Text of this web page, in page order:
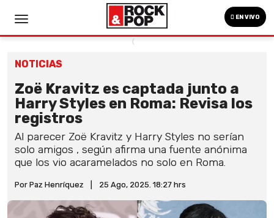
EN VIVO
NOTICIAS
Zoë Kravitz es captada junto a
Harry Styles en Roma: Revisa los
registros
Al parecer Zoë Kravitz y Harry Styles no serían
solo amigos , según afirma una fuente anónima
que los vio acaramelados no solo en Roma.
Por Paz Henríquez 25 Ago, 2025. 18:27 hrs